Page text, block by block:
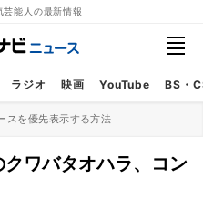
芸能人の最新情報
ラジオ 映画 YouTube BS・
スを優先表示する方法
ワバタオハラ、コン